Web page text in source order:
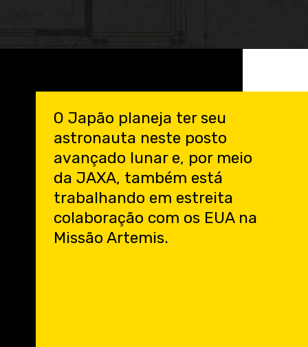
O Japão planeja ter seu
astronauta neste posto
avançado lunar e, por meio
da JAXA, também está
trabalhando em estreita
colaboração com os EUA na
Missão Artemis.